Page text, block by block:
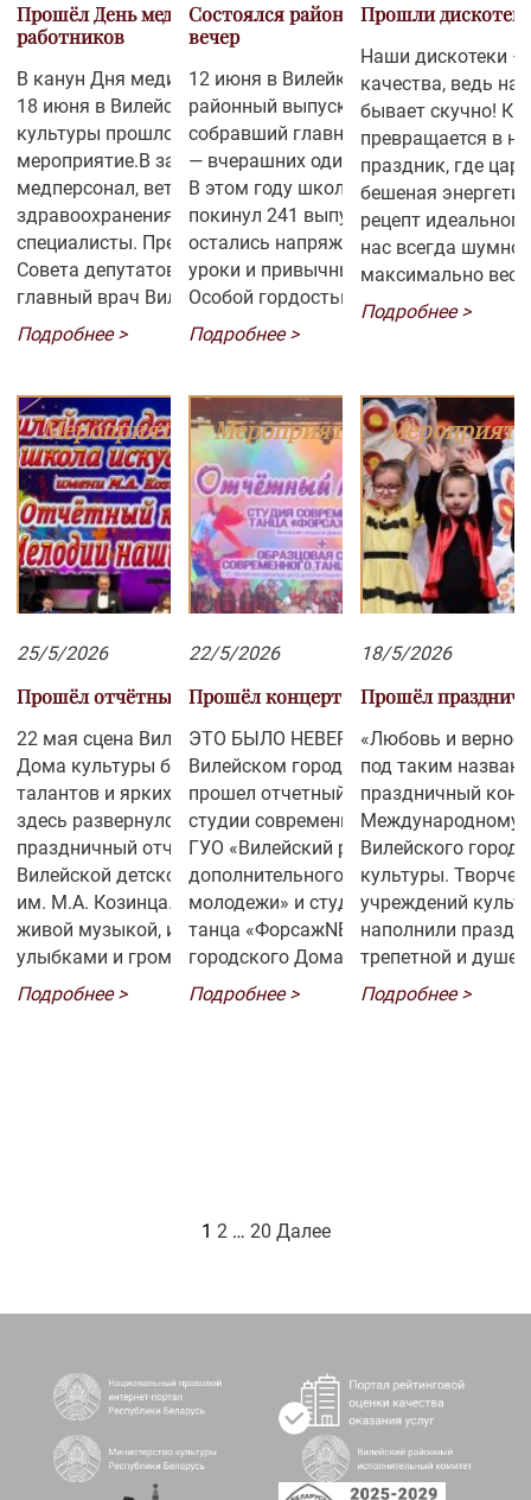
Прошёл День медицинских
работников
В канун Дня медицинских работников
18 июня в Вилейском городском Доме
культуры прошло торжественное
мероприятие.В зале собрались врачи,
медперсонал, ветераны
здравоохранения и молодые
специалисты. Председатель районного
Совета депутатов Елена Чеботарь и
главный врач Вилейской ЦРБ Ирина
Макарова выразили благодарность
медикам за их труд.Мероприятие
концертом, подготовленным
творческими коллективами. Фото и
видео предоставлены редакцией
«Шлях перамогі» и Т/К...
Подробнее >
Состоялся районный выпускной
вечер
12 июня в Вилейке состоялся
районный выпускной вечер,
собравший главных героев этого лета
— вчерашних
В этом году школы Вилейщины
покинул 241 выпускник. Позади
остались напряженные экзамены,
уроки и привычные школьные будни.
Особой гордостью района стали 20
золотых медалистов! Из-за
проливного дождя торжественные
городской площади в уютный зал
Дома культуры. Однако капризы
погоды не испортили праздничной
атмосферы: нарядные,
и немного взволнованные юноши и...
Подробнее >
Прошли
Наши дискотеки —
качества, ведь на
бывает скучно!
превращается в
праздник, где
бешеная
рецепт
нас всегда
максимально
весёлые...
Подробнее >
Мероприятия
25/5/2026
Прошёл отчётный концерт
22 мая сцена Вилейского городского
Дома культуры буквально расцвела от
талантов и ярких эмоций! В этот вечер
здесь развернулся грандиозный
праздничный отчётный концерт
Вилейской детской школы искусств
им. М.А. Козинца. Зал был наполнен
живой музыкой, искренними
улыбками и громкими
аплодисментами, которыми зрители
встречали юных виртуозов и их...
Подробнее >
Мероприятия
22/5/2026
Прошёл концерт «Форсаж»
ЭТО БЫЛО НЕВЕРОЯТНО! 21 мая в
Вилейском городском Доме культуры
прошел отчетный концерт образцовой
студии современного танца «Форсаж»
ГУО «Вилейский районный Центр
дополнительного образования детей
молодежи» и студии современного
танца «ФорсажNEXT» Вилейского
городского Дома культуры. Сцена
горела, сердца бились в унисон, а зал
взрывался аплодисментами. Этот
Подробнее >
18/5/2026
Прошёл
«Любовь и
под таким
праздничный
Международному
Вилейского
культуры. Творческие коллективы
учреждений
наполнили
трепетной и
фойе первого
интерактивные
Подробнее >
1 2 … 20 Далее